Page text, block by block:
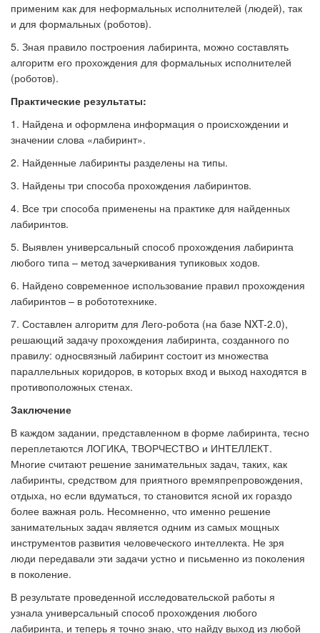
применим как для неформальных исполнителей (людей), так
и для формальных (роботов).
5. Зная правило построения лабиринта, можно составлять
алгоритм его прохождения для формальных исполнителей
(роботов).
Практические результаты:
1. Найдена и оформлена информация о происхождении и
значении слова «лабиринт».
2. Найденные лабиринты разделены на типы.
3. Найдены три способа прохождения лабиринтов.
4. Все три способа применены на практике для найденных
лабиринтов.
5. Выявлен универсальный способ прохождения лабиринта
любого типа – метод зачеркивания тупиковых ходов.
6. Найдено современное использование правил прохождения
лабиринтов – в робототехнике.
7. Составлен алгоритм для Лего-робота (на базе NXT-2.0),
решающий задачу прохождения лабиринта, созданного по
правилу: односвязный лабиринт состоит из множества
параллельных коридоров, в которых вход и выход находятся в
противоположных стенах.
Заключение
В каждом задании, представленном в форме лабиринта, тесно
переплетаются ЛОГИКА, ТВОРЧЕСТВО и ИНТЕЛЛЕКТ.
Многие считают решение занимательных задач, таких, как
лабиринты, средством для приятного времяпрепровождения,
отдыха, но если вдуматься, то становится ясной их гораздо
более важная роль. Несомненно, что именно решение
занимательных задач является одним из самых мощных
инструментов развития человеческого интеллекта. Не зря
люди передавали эти задачи устно и письменно из поколения
в поколение.
В результате проведенной исследовательской работы я
узнала универсальный способ прохождения любого
лабиринта, и теперь я точно знаю, что найду выход из любой